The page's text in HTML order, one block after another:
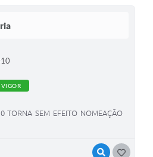
VISUALIZAR
TORNA SEM EFEITO NOMEAÇÃO